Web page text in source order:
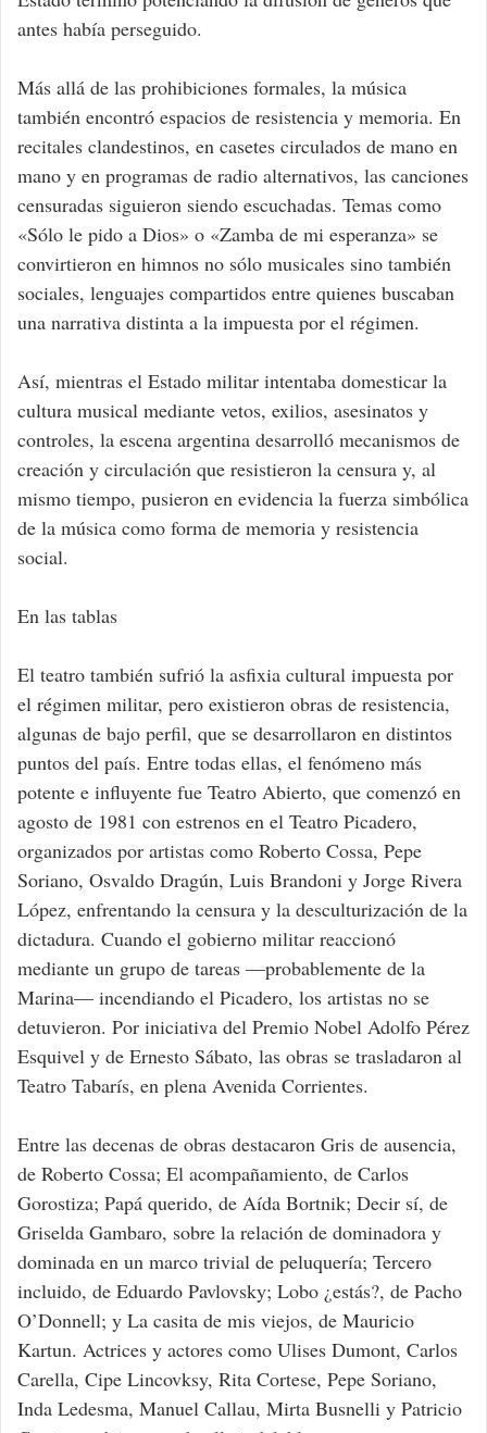
antes había perseguido.
Más allá de las prohibiciones formales, la música
también encontró espacios de resistencia y memoria. En
recitales clandestinos, en casetes circulados de mano en
mano y en programas de radio alternativos, las canciones
censuradas siguieron siendo escuchadas. Temas como
«Sólo le pido a Dios» o «Zamba de mi esperanza» se
convirtieron en himnos no sólo musicales sino también
sociales, lenguajes compartidos entre quienes buscaban
una narrativa distinta a la impuesta por el régimen.
Así, mientras el Estado militar intentaba domesticar la
cultura musical mediante vetos, exilios, asesinatos y
controles, la escena argentina desarrolló mecanismos de
creación y circulación que resistieron la censura y, al
mismo tiempo, pusieron en evidencia la fuerza simbólica
de la música como forma de memoria y resistencia
social.
En las tablas
El teatro también sufrió la asfixia cultural impuesta por
el régimen militar, pero existieron obras de resistencia,
algunas de bajo perfil, que se desarrollaron en distintos
puntos del país. Entre todas ellas, el fenómeno más
potente e influyente fue Teatro Abierto, que comenzó en
agosto de 1981 con estrenos en el Teatro Picadero,
organizados por artistas como Roberto Cossa, Pepe
Soriano, Osvaldo Dragún, Luis Brandoni y Jorge Rivera
López, enfrentando la censura y la desculturización de la
dictadura. Cuando el gobierno militar reaccionó
mediante un grupo de tareas —probablemente de la
Marina— incendiando el Picadero, los artistas no se
detuvieron. Por iniciativa del Premio Nobel Adolfo Pérez
Esquivel y de Ernesto Sábato, las obras se trasladaron al
Teatro Tabarís, en plena Avenida Corrientes.
Entre las decenas de obras destacaron Gris de ausencia,
de Roberto Cossa; El acompañamiento, de Carlos
Gorostiza; Papá querido, de Aída Bortnik; Decir sí, de
Griselda Gambaro, sobre la relación de dominadora y
dominada en un marco trivial de peluquería; Tercero
incluido, de Eduardo Pavlovsky; Lobo ¿estás?, de Pacho
O’Donnell; y La casita de mis viejos, de Mauricio
Kartun. Actrices y actores como Ulises Dumont, Carlos
Carella, Cipe Lincovksy, Rita Cortese, Pepe Soriano,
Inda Ledesma, Manuel Callau, Mirta Busnelli y Patricio